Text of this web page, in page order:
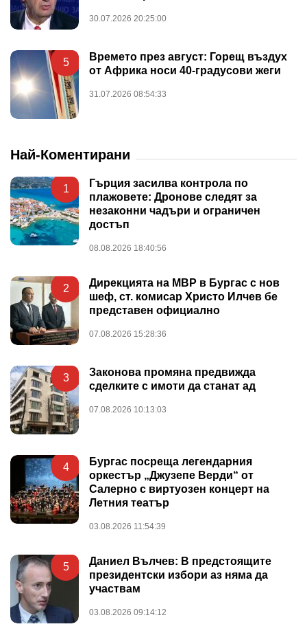
30.07.2026 20:25:00
5
Времето през август: Горещ въздух
от Африка носи 40-градусови жеги
31.07.2026 08:54:33
Най-Коментирани
1
Гърция засилва контрола по
плажовете: Дронове следят за
незаконни чадъри и ограничен
достъп
08.08.2026 18:40:56
2
Дирекцията на МВР в Бургас с нов
шеф, ст. комисар Христо Илчев бе
представен официално
07.08.2026 15:28:36
3
Законова промяна предвижда
сделките с имоти да станат ад
07.08.2026 10:13:03
4
Бургас посреща легендарния
оркестър „Джузепе Верди“ от
Салерно с виртуозен концерт на
Летния театър
03.08.2026 11:54:39
5
Даниел Вълчев: В предстоящите
президентски избори аз няма да
участвам
03.08.2026 09:14:12